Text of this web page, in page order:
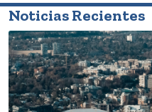
Noticias Recientes